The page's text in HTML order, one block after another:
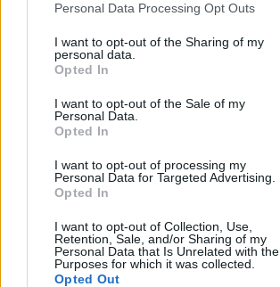
Personal Data Processing Opt Outs
I want to opt-out of the Sharing of my
personal data.
Opted In
I want to opt-out of the Sale of my
Personal Data.
Opted In
I want to opt-out of processing my
Personal Data for Targeted Advertising.
Opted In
I want to opt-out of Collection, Use,
Retention, Sale, and/or Sharing of my
Personal Data that Is Unrelated with the
Purposes for which it was collected.
Opted Out